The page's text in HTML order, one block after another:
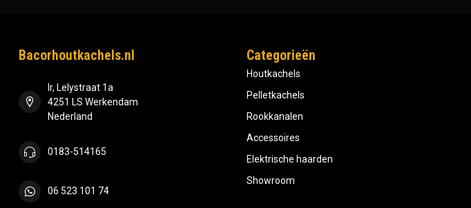
Bacorhoutkachels.nl
Ir, Lelystraat 1a
4251 LS Werkendam
Nederland
0183-514165
06 523 101 74
Categorieën
Houtkachels
Pelletkachels
Rookkanalen
Accessoires
Elektrische haarden
Showroom